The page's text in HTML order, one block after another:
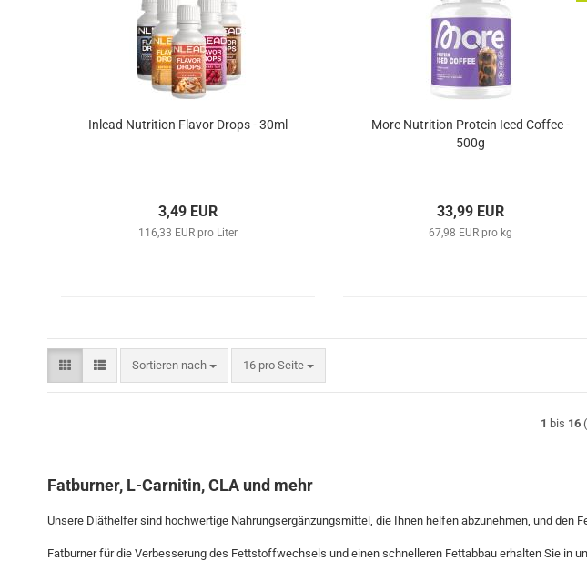
Inlead Nutrition Flavor Drops - 30ml
3,49 EUR
116,33 EUR pro Liter
More Nutrition Protein Iced Coffee -
500g
33,99 EUR
67,98 EUR pro kg
Sortieren nach
Sortieren nach 16 pro Seite
pro Seite
1 bis 16
Fatburner, L-Carnitin, CLA und mehr
Unsere Diäthelfer sind hochwertige Nahrungsergänzungsmittel, die Ihnen helfen abzunehmen, und den
Fatburner für die Verbesserung des Fettstoffwechsels und einen schnelleren Fettabbau erhalten Sie in